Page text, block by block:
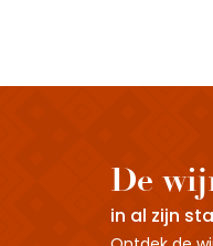
De
in al zijn